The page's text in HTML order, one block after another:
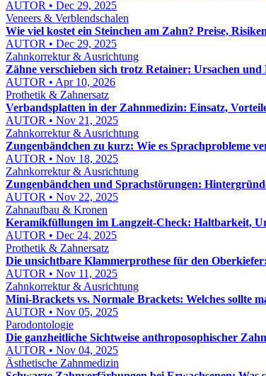
AUTOR • Dec 29, 2025
Veneers & Verblendschalen
Wie viel kostet ein Steinchen am Zahn? Preise,
AUTOR • Dec 29, 2025
Zahnkorrektur & Ausrichtung
Zähne verschieben sich trotz Retainer: Ursachen und
AUTOR • Apr 10, 2026
Prothetik & Zahnersatz
Verbandsplatten in der Zahnmedizin: Einsatz,
AUTOR • Nov 21, 2025
Zahnkorrektur & Ausrichtung
Zungenbändchen zu kurz: Wie es Sprachprobleme
AUTOR • Nov 18, 2025
Zahnkorrektur & Ausrichtung
Zungenbändchen und Sprachstörungen:
AUTOR • Nov 22, 2025
Zahnaufbau & Kronen
Keramikfüllungen im Langzeit-Check: Haltbarkeit,
AUTOR • Dec 24, 2025
Prothetik & Zahnersatz
Die unsichtbare Klammerprothese für den
AUTOR • Nov 11, 2025
Zahnkorrektur & Ausrichtung
Mini-Brackets vs. Normale Brackets: Welches sollte
AUTOR • Nov 05, 2025
Parodontologie
Die ganzheitliche Sichtweise anthroposophischer
AUTOR • Nov 04, 2025
Ästhetische Zahnmedizin